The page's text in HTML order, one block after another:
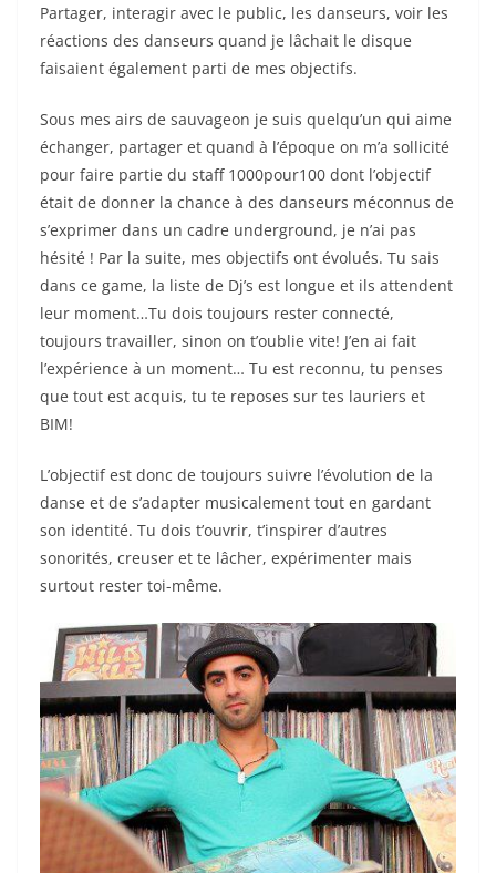
Partager, interagir avec le public, les danseurs, voir les
réactions des danseurs quand je lâchait le disque
faisaient également parti de mes objectifs.
Sous mes airs de sauvageon je suis quelqu’un qui aime
échanger, partager et quand à l’époque on m’a sollicité
pour faire partie du staff 1000pour100 dont l’objectif
était de donner la chance à des danseurs méconnus de
s’exprimer dans un cadre underground, je n’ai pas
hésité ! Par la suite, mes objectifs ont évolués. Tu sais
dans ce game, la liste de Dj’s est longue et ils attendent
leur moment…Tu dois toujours rester connecté,
toujours travailler, sinon on t’oublie vite! J’en ai fait
l’expérience à un moment… Tu est reconnu, tu penses
que tout est acquis, tu te reposes sur tes lauriers et
BIM!
L’objectif est donc de toujours suivre l’évolution de la
danse et de s’adapter musicalement tout en gardant
son identité. Tu dois t’ouvrir, t’inspirer d’autres
sonorités, creuser et te lâcher, expérimenter mais
surtout rester toi-même.